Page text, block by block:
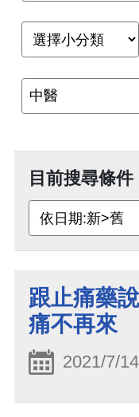
目前搜尋條件
跟止痛藥
痛不再來
2021/7/14